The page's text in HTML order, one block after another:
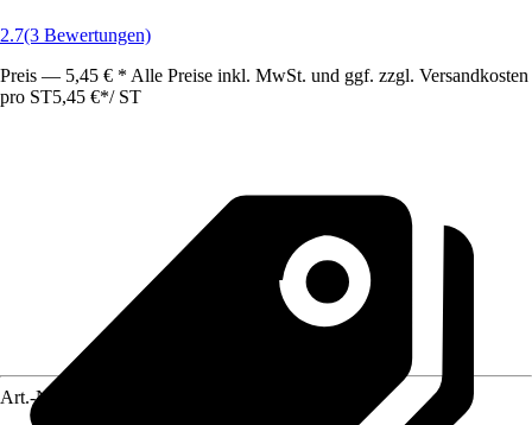
2.7(3 Bewertungen)
Preis — 5,45 € * Alle Preise inkl. MwSt. und ggf. zzgl. Versandkosten
pro ST5,45 €*/ ST
Art.-Nr.